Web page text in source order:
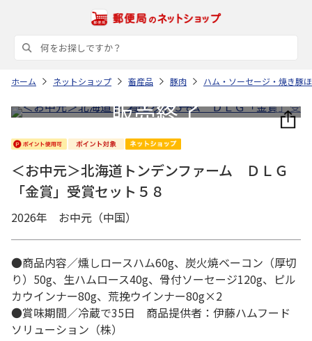
ホーム ネットショップ 畜産品 豚肉 ハム・ソーセージ・焼き豚
＜お中元＞北海道トンデンファーム ＤＬＧ
「金賞」受賞セット５８
2026年 お中元（中国）
●商品内容／燻しロースハム60g、炭火焼ベーコン（厚切
り）50g、生ハムロース40g、骨付ソーセージ120g、ピル
カウインナー80g、荒挽ウインナー80g×2
●賞味期間／冷蔵で35日 商品提供者：伊藤ハムフード
ソリューション（株）